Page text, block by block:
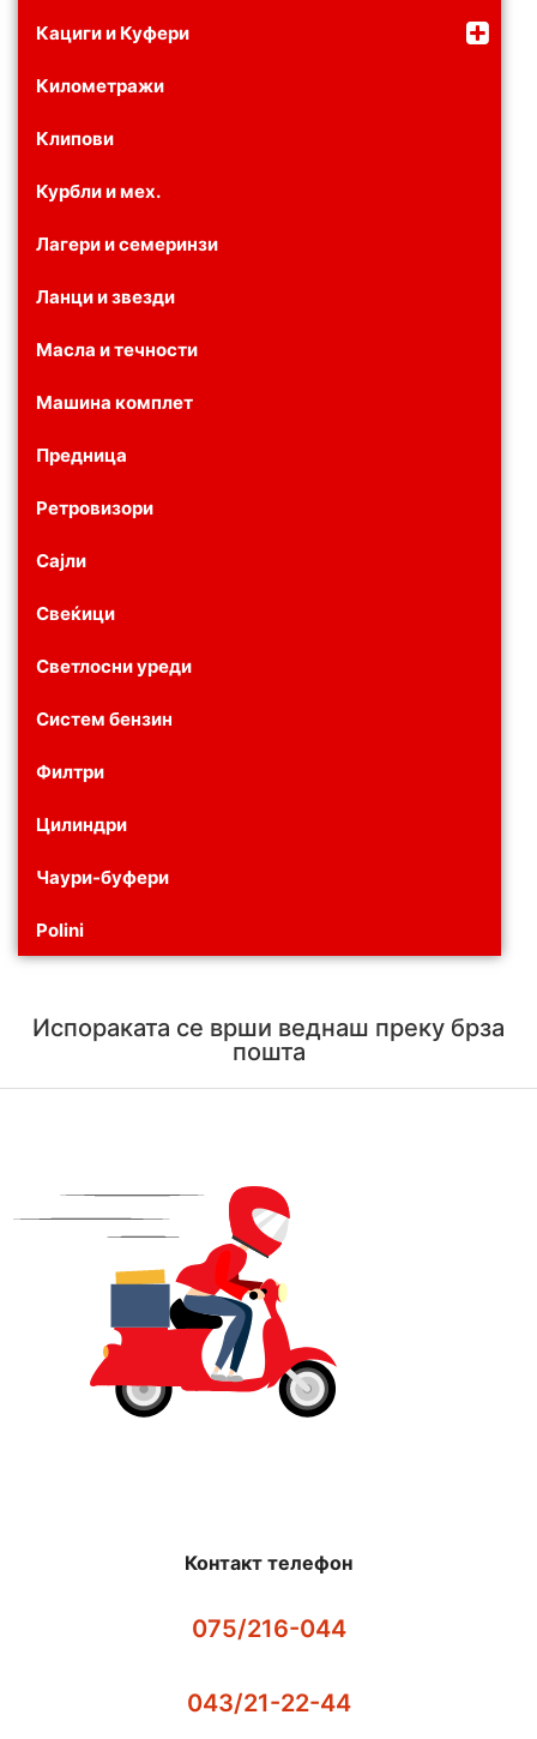
Кациги и Куфери
Километражи
Клипови
Курбли и мех.
Лагери и семеринзи
Ланци и звезди
Масла и течности
Машина комплет
Предница
Ретровизори
Сајли
Свеќици
Светлосни уреди
Систем бензин
Филтри
Цилиндри
Чаури-буфери
Polini
Испораката се врши веднаш преку брза
пошта
Контакт телефон
075/216-044
043/21-22-44